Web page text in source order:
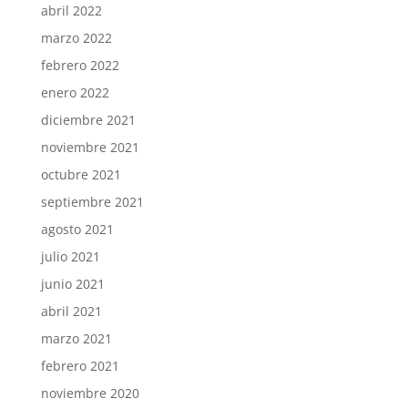
abril 2022
marzo 2022
febrero 2022
enero 2022
diciembre 2021
noviembre 2021
octubre 2021
septiembre 2021
agosto 2021
julio 2021
junio 2021
abril 2021
marzo 2021
febrero 2021
noviembre 2020